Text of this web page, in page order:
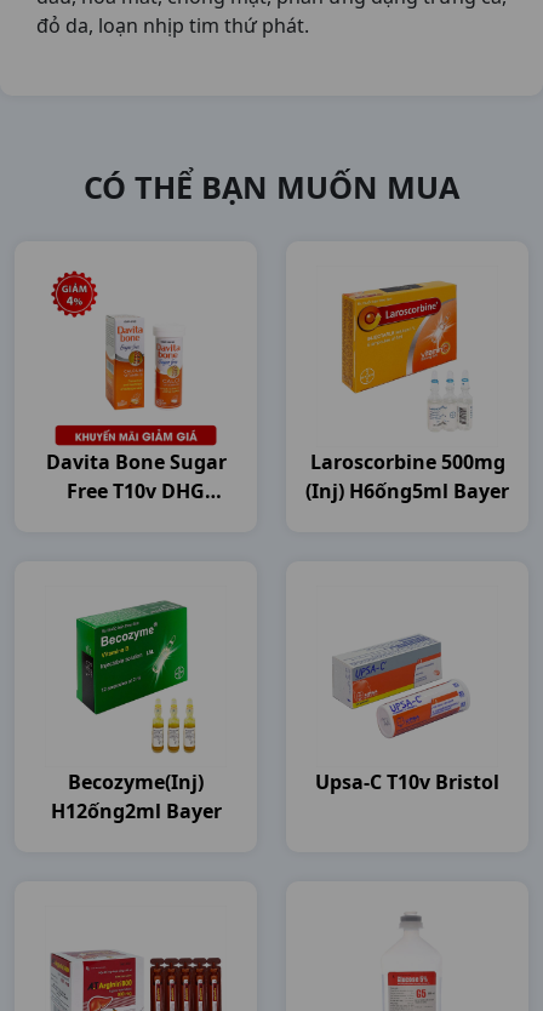
đỏ da, loạn nhịp tim thứ phát.
CÓ THỂ BẠN MUỐN MUA
Davita Bone Sugar
Free T10v DHG
Laroscorbine 500mg
(inj) H6ống5ml Bayer
Becozyme(inj)
H12ống2ml Bayer
Upsa-C T10v Bristol